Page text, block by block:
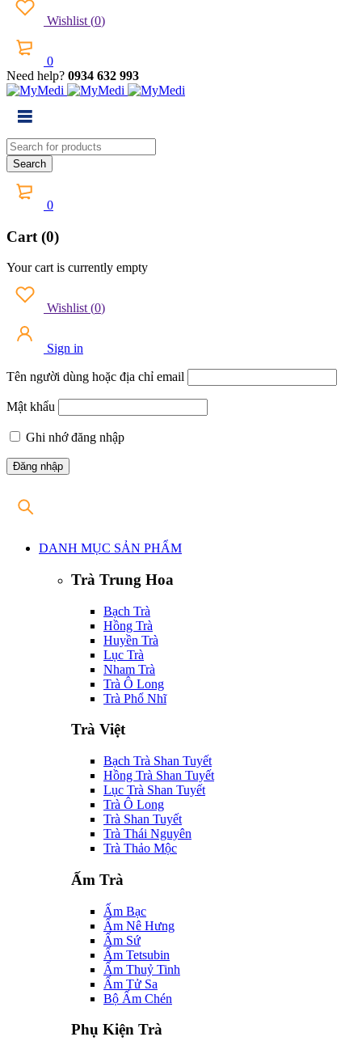
Wishlist (0)
0
Need help? 0934 632 993
0
Cart (0)
Your cart is currently empty
Wishlist (0)
Sign in
Tên người dùng hoặc địa chỉ email
Mật khẩu
Ghi nhớ đăng nhập
DANH MỤC SẢN PHẨM
Trà Trung Hoa
Bạch Trà
Hồng Trà
Huyền Trà
Lục Trà
Nham Trà
Trà Ô Long
Trà Phổ Nhĩ
Trà Việt
Bạch Trà Shan Tuyết
Hồng Trà Shan Tuyết
Lục Trà Shan Tuyết
Trà Ô Long
Trà Shan Tuyết
Trà Thái Nguyên
Trà Thảo Mộc
Ấm Trà
Ấm Bạc
Ấm Nê Hưng
Ấm Sứ
Ấm Tetsubin
Ấm Thuỷ Tinh
Ấm Tử Sa
Bộ Ấm Chén
Phụ Kiện Trà